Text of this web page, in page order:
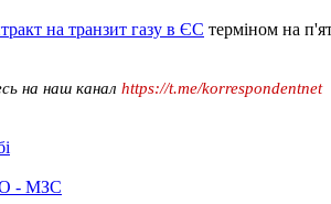
на транзит газу в ЄС терміном на
на наш канал https://t.me/korrespondentnet
- МЗС